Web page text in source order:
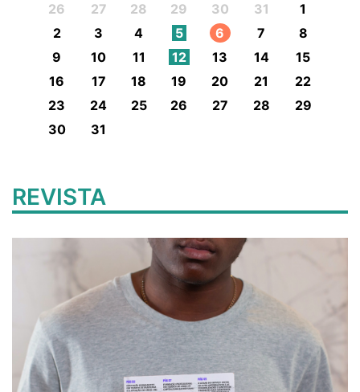
26
27 28 29 30 31
1
2
3 4 5 6 7
8
9
10 11 12 13 14
15
16
17 18 19 20 21
22
23
24 25 26 27 28
29
30
31
REVISTA